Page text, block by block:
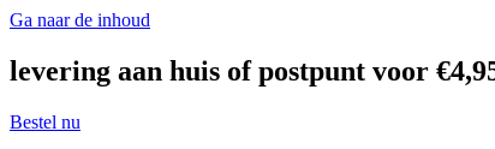
Ga naar de inhoud
levering aan huis of postpunt voor
Bestel nu